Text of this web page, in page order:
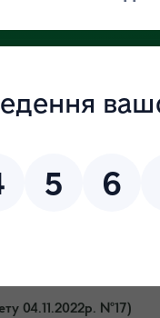
особи від 24.04.2024 )
№17)
04.11.2022р. №17)